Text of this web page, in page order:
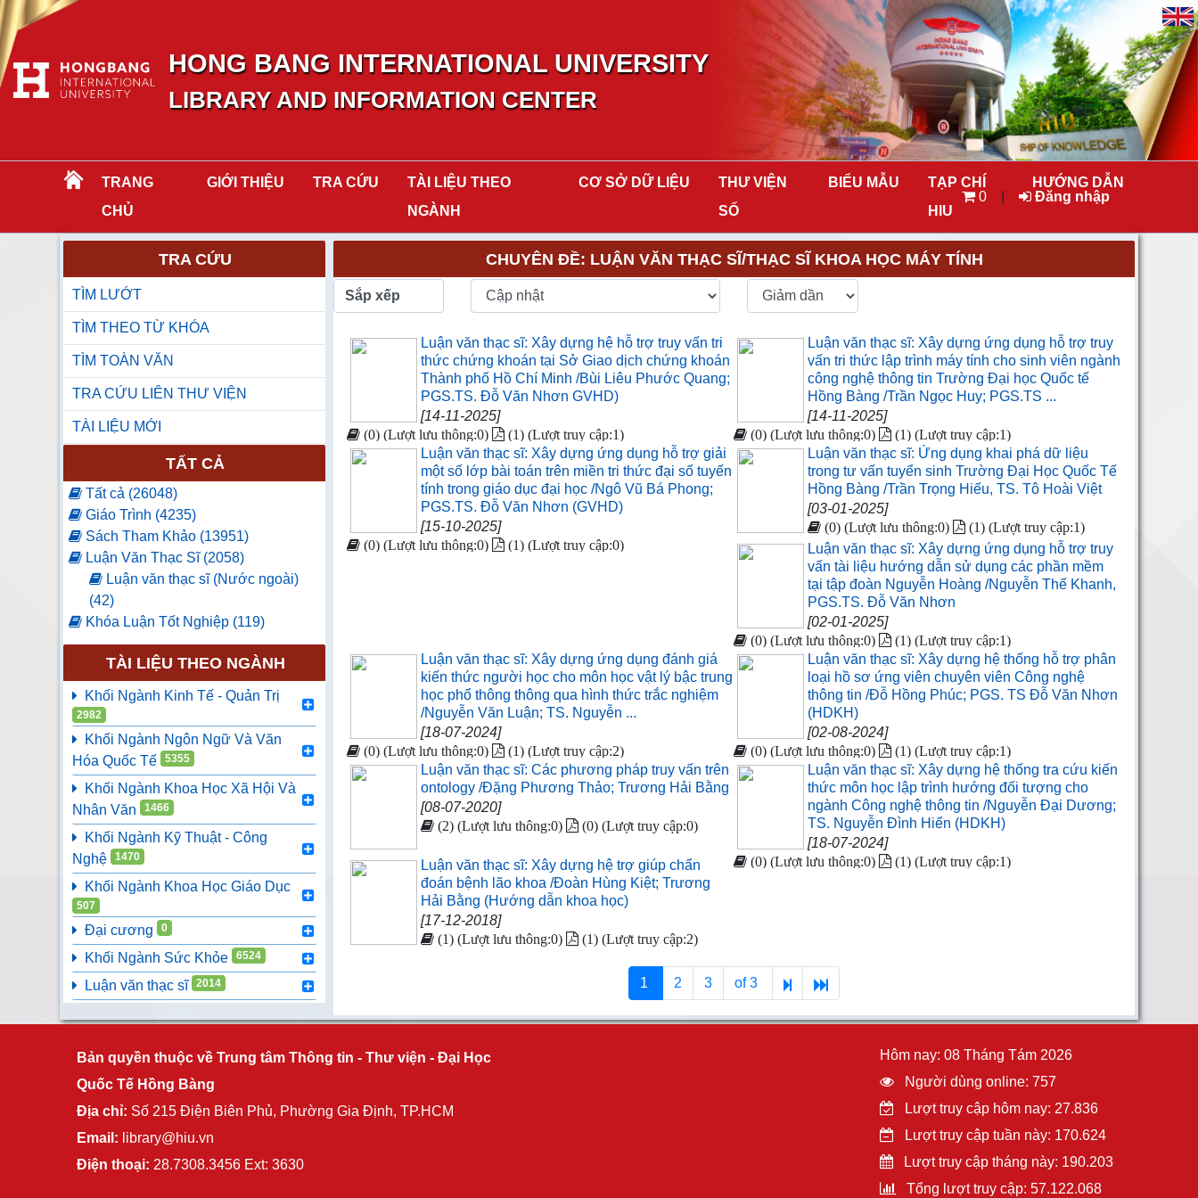
HONG BANG INTERNATIONAL UNIVERSITY
LIBRARY AND INFORMATION CENTER
TRANG
CHỦ
GIỚI THIỆU TRA CỨU
TÀI LIỆU THEO
NGÀNH
CƠ SỞ DỮ LIỆU
THƯ VIỆN
SỐ
BIỂU MẪU
TẠP CHÍ
HIU
HƯỚNG DẪN
0
Đăng nhập
TRA CỨU
TÌM LƯỚT
TÌM THEO TỪ KHÓA
TÌM TOÀN VĂN
TRA CỨU LIÊN THƯ VIỆN
TÀI LIỆU MỚI
TẤT CẢ
Tất cả (26048)
Giáo Trình (4235)
Sách Tham Khảo (13951)
Luận Văn Thạc Sĩ (2058)
Luận văn thạc sĩ (Nước ngoài)
(42)
Khóa Luận Tốt Nghiệp (119)
Luận Văn Tốt Nghiệp (61)
Báo Tạp Chí (2)
Luận án tiến sĩ (11)
Nghiên cứu khoa học (79)
Sách ngoại văn (4952)
Nhật Bản (2484)
Hàn Quốc (1866)
Trung Quốc (109)
Đồ án tốt nghiệp (406)
Nghiên cứu khoa học sinh viên (174)
TÀI LIỆU THEO NGÀNH
Khối Ngành Kinh Tế - Quản Trị
2982
Khối Ngành Ngôn Ngữ Và Văn
Hóa Quốc Tế 5355
Khối Ngành Khoa Học Xã Hội Và
Nhân Văn 1466
Khối Ngành Kỹ Thuật - Công
Nghệ 1470
Khối Ngành Khoa Học Giáo Dục
507
Đại cương 0
Khối Ngành Sức Khỏe 6524
Luận văn thạc sĩ 2014
CHUYÊN ĐỀ: LUẬN VĂN THẠC SĨ/THẠC SĨ KHOA HỌC MÁY TÍNH
Sắp xếp
Luận văn thạc sĩ: Xây dựng hệ hỗ trợ truy vấn tri
thức chứng khoán tại Sở Giao dịch chứng khoán
Thành phố Hồ Chí Minh /Bùi Liêu Phước Quang;
PGS.TS. Đỗ Văn Nhơn GVHD)
[14-11-2025]
(0) (Lượt lưu thông:0) (1) (Lượt truy cập:1)
Luận văn thạc sĩ: Xây dựng ứng dụng hỗ trợ truy
vấn tri thức lập trình máy tính cho sinh viên ngành
công nghệ thông tin Trường Đại học Quốc tế
Hồng Bàng /Trần Ngọc Huy; PGS.TS ...
[14-11-2025]
(0) (Lượt lưu thông:0) (1) (Lượt truy cập:1)
Luận văn thạc sĩ: Xây dựng ứng dụng hỗ trợ giải
một số lớp bài toán trên miền tri thức đại số tuyến
tính trong giáo dục đại học /Ngô Vũ Bá Phong;
PGS.TS. Đỗ Văn Nhơn (GVHD)
[15-10-2025]
(0) (Lượt lưu thông:0) (1) (Lượt truy cập:0)
Luận văn thạc sĩ: Ứng dụng khai phá dữ liệu
trong tư vấn tuyển sinh Trường Đại Học Quốc Tế
Hồng Bàng /Trần Trọng Hiếu, TS. Tô Hoài Việt
[03-01-2025]
(0) (Lượt lưu thông:0) (1) (Lượt truy cập:1)
Luận văn thạc sĩ: Xây dựng ứng dụng hỗ trợ truy
vấn tài liệu hướng dẫn sử dụng các phần mềm
tại tập đoàn Nguyễn Hoàng /Nguyễn Thế Khanh,
PGS.TS. Đỗ Văn Nhơn
[02-01-2025]
(0) (Lượt lưu thông:0) (1) (Lượt truy cập:1)
Luận văn thạc sĩ: Xây dựng hệ thống hỗ trợ phân
loại hồ sơ ứng viên chuyên viên Công nghệ
thông tin /Đỗ Hồng Phúc; PGS. TS Đỗ Văn Nhơn
(HDKH)
[02-08-2024]
(0) (Lượt lưu thông:0) (1) (Lượt truy cập:1)
Luận văn thạc sĩ: Xây dựng ứng dụng đánh giá
kiến thức người học cho môn học vật lý bậc trung
học phổ thông thông qua hình thức trắc nghiệm
/Nguyễn Văn Luận; TS. Nguyễn ...
[18-07-2024]
(0) (Lượt lưu thông:0) (1) (Lượt truy cập:2)
Luận văn thạc sĩ: Xây dựng hệ thống tra cứu kiến
thức môn học lập trình hướng đối tượng cho
ngành Công nghệ thông tin /Nguyễn Đại Dương;
TS. Nguyễn Đình Hiển (HDKH)
[18-07-2024]
(0) (Lượt lưu thông:0) (1) (Lượt truy cập:1)
Luận văn thạc sĩ: Các phương pháp truy vấn trên
ontology /Đặng Phương Thảo; Trương Hải Bằng
[08-07-2020]
(2) (Lượt lưu thông:0) (0) (Lượt truy cập:0)
Luận văn thạc sĩ: Xây dựng hệ trợ giúp chẩn
đoán bệnh lão khoa /Đoàn Hùng Kiệt; Trương
Hải Bằng (Hướng dẫn khoa học)
[17-12-2018]
(1) (Lượt lưu thông:0) (1) (Lượt truy cập:2)
1 2 3 of 3
Bản quyền thuộc về Trung tâm Thông tin - Thư viện - Đại Học
Quốc Tế Hồng Bàng
Địa chỉ: Số 215 Điện Biên Phủ, Phường Gia Định, TP.HCM
Email: library@hiu.vn
Điện thoại: 28.7308.3456 Ext: 3630
Hôm nay: 08 Tháng Tám 2026
Người dùng online: 757
Lượt truy cập hôm nay: 27.836
Lượt truy cập tuần này: 170.624
Lượt truy cập tháng này: 190.203
Tổng lượt truy cập: 57.122.068